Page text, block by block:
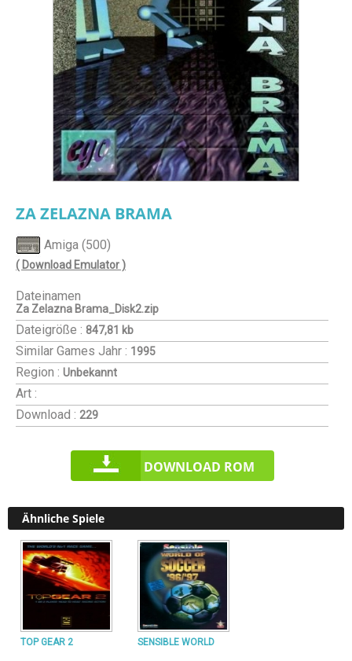
ZA ZELAZNA BRAMA
Amiga (500)
( Download Emulator )
Dateinamen
Za Zelazna Brama_Disk2.zip
Dateigröße : 847,81 kb
Similar Games Jahr : 1995
Region : Unbekannt
Art :
Download : 229
DOWNLOAD ROM
Ähnliche Spiele
TOP GEAR 2 SENSIBLE WORLD